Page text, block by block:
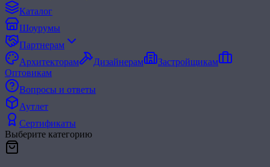
Каталог
Шоурумы
Партнерам
Архитекторам
Дизайнерам
Застройщикам
Оптовикам
Вопросы и ответы
Аутлет
Сертификаты
Выберите категорию